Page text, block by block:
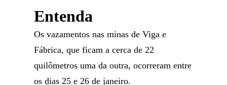
Entenda
Os vazamentos nas minas de Viga e
Fábrica, que ficam a cerca de 22
quilômetros uma da outra, ocorreram entre
os dias 25 e 26 de janeiro.